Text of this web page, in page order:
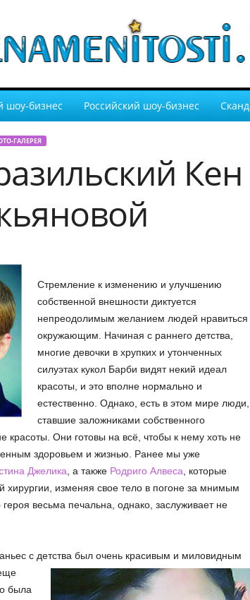
шоу-бизнес Российский шоу-бизнес
ГАЛЕРЕЯ
Кен
Стремление к изменению и улучшению
собственной внешности диктуется
непреодолимым желанием людей нравиться
окружающим. Начиная с раннего детства,
многие девочки в хрупких и утонченных
силуэтах кукол Барби видят некий идеал
красоты, и это вполне нормально и
естественно. Однако, есть в этом мире люди,
ставшие заложниками собственного
красоты. Они готовы на всё, чтобы к нему хоть не
здоровьем и жизнью. Ранее мы уже
Джелика , а также Родриго Алвеса , которые
хирургии, изменяя свое тело в погоне за мнимым
весьма печальна, однако, заслуживает не
с детства был очень красивым и миловидным
была